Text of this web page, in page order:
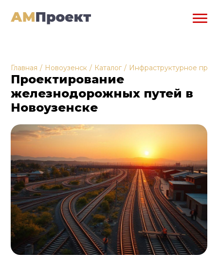
Главная / Новоузенск / Каталог / Инфраструктурное
Проектирование
железнодорожных путей в
Новоузенске